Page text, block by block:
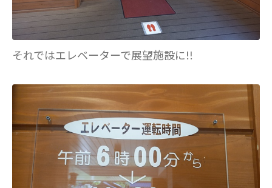
それではエレベーターで展望施設に!!